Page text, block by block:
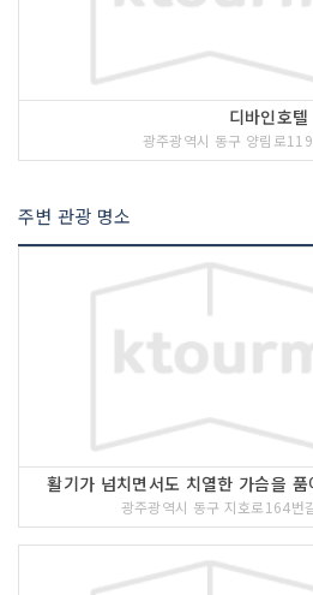
디바인호텔
광주광역시 동구 양림로
주변 관광 명소
활기가 넘치면서도 치열한 가슴을
광주광역시 동구 지호로164번